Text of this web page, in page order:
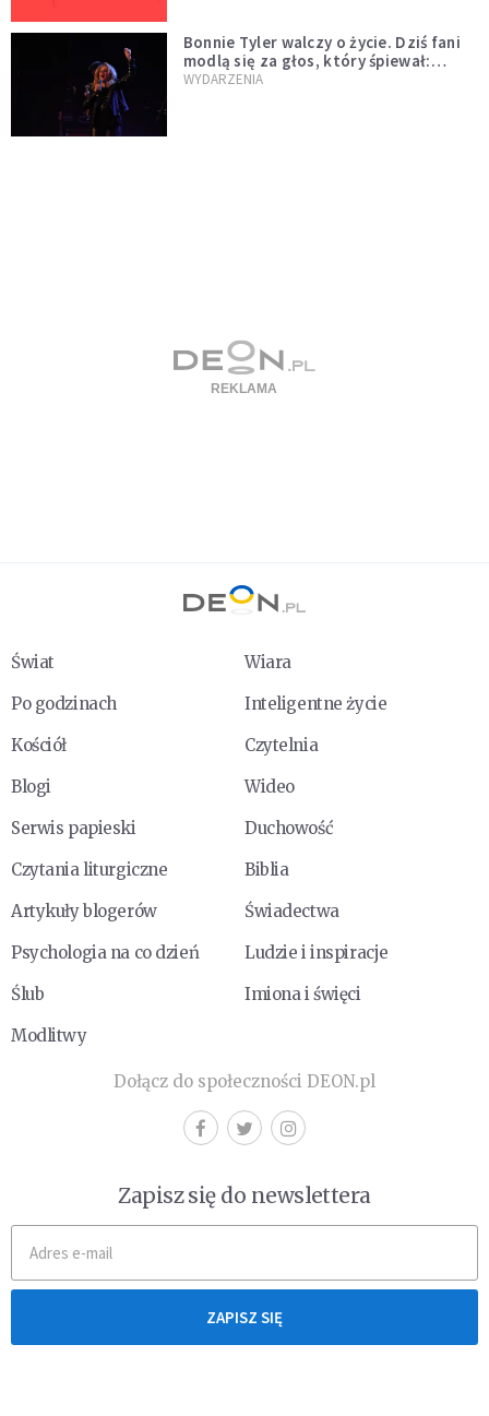
Bonnie Tyler walczy o życie. Dziś fani
modlą się za głos, który śpiewał:
"Lord, help me"
WYDARZENIA
Świat
Wiara
Po godzinach
Inteligentne życie
Kościół
Czytelnia
Blogi
Wideo
Serwis papieski
Duchowość
Czytania liturgiczne
Biblia
Artykuły blogerów
Świadectwa
Psychologia na co dzień
Ludzie i inspiracje
Ślub
Imiona i święci
Modlitwy
Dołącz do społeczności DEON.pl
Zapisz się do newslettera
ZAPISZ SIĘ